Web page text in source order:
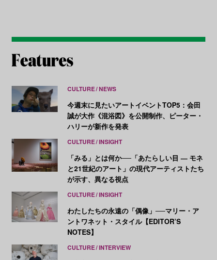
CULTURE NEWS
今週末に見たいアートイベントTOP5：会田
誠が大作《混浴図》を公開制作、ピーター・
ハリーが新作を発表
CULTURE INSIGHT
「みる」とは何か──「あたらしい目 ― モネ
と21世紀のアート」の現代アーティストたち
が示す、異なる視点
CULTURE INSIGHT
わたしたちの永遠の「偶像」──マリー・ア
ントワネット・スタイル【EDITOR’S
NOTES】
CULTURE INTERVIEW